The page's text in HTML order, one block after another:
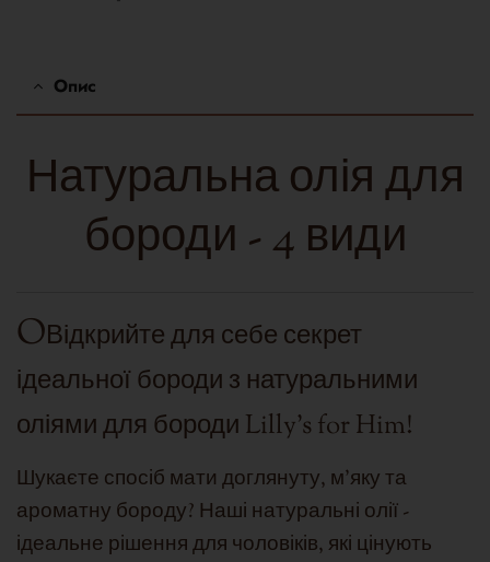
Опис
Натуральна олія для
бороди - 4 види
OВідкрийте для себе секрет
ідеальної бороди з натуральними
оліями для бороди Lilly's for Him!
Шукаєте спосіб мати доглянуту, м'яку та
ароматну бороду? Наші натуральні олії -
ідеальне рішення для чоловіків, які цінують